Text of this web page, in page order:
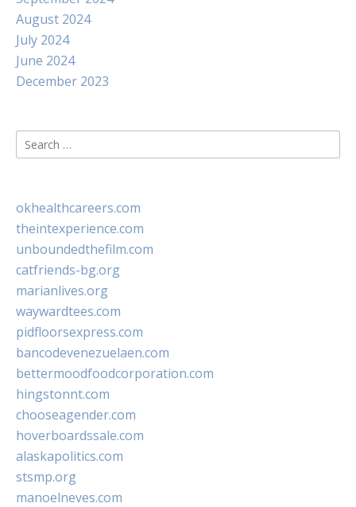
August 2024
July 2024
June 2024
December 2023
Search
for:
okhealthcareers.com
theintexperience.com
unboundedthefilm.com
catfriends-bg.org
marianlives.org
waywardtees.com
pidfloorsexpress.com
bancodevenezuelaen.com
bettermoodfoodcorporation.com
hingstonnt.com
chooseagender.com
hoverboardssale.com
alaskapolitics.com
stsmp.org
manoelneves.com